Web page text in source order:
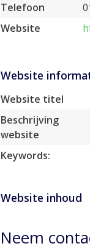
Telefoon
Website
Website
Website titel
Beschrijving
website
Keywords:
Website inhoud
Neem